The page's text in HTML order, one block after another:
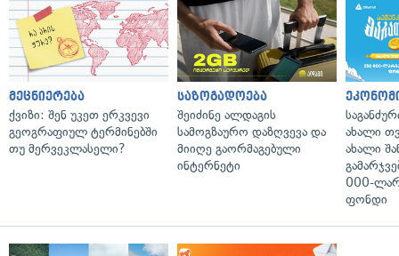
მეცნიერება
ქვიზი: შენ უკეთ ერკვევი
გეოგრაფიულ ტერმინებში
თუ მერვეკლასელი?
საზოგადოება
შეიძინე ალდაგის
სამოგზაურო დაზღვევა და
მიიღე გაორმაგებული
ინტერნეტი
ახალი
ახალი
000-
ფონდი